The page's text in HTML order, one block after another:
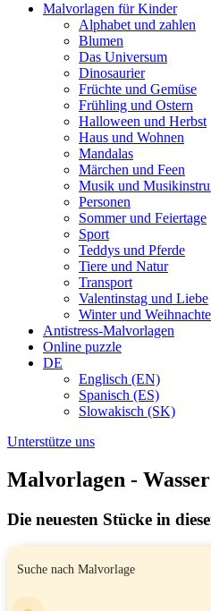
Malvorlagen für Kinder
Alphabet und zahlen
Blumen
Das Universum
Dinosaurier
Früchte und Gemüse
Frühling und Ostern
Halloween und Herbst
Haus und Wohnen
Mandalas
Märchen und Feen
Musik und
Personen
Sommer und Feiertage
Sport
Teddys und Pferde
Tiere und Natur
Transport
Valentinstag und Liebe
Winter und
Antistress-Malvorlagen
Online puzzle
DE
Englisch (EN)
Spanisch (ES)
Slowakisch (SK)
Unterstütze uns
Malvorlagen - Wasser
Die neuesten Stücke in